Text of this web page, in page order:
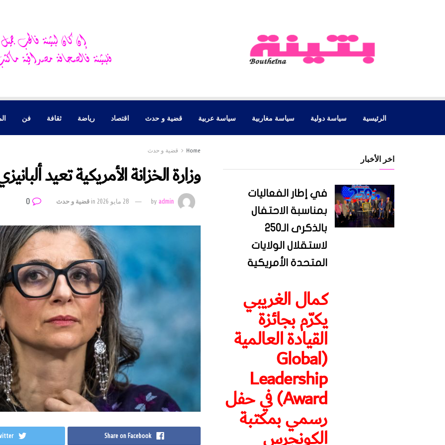
الرئيسية سياسة دولية سياسة مغاربية سياسة عربية قضية و حدث اقتصاد رياضة ثقافة فن
Home قضية و حدث
وزارة الخزانة الأمريكية تعيد
byadmin 28 مايو 2026 inقضية و حدث
Share on Facebook
اخر الأخبار
في إطار الفعاليات
بمناسبة الاحتفال
بالذكرى الـ250
لاستقلال الولايات
المتحدة الأمريكية
كمال الغريبي
يكرّم بجائزة
القيادة العالمية
(Global
Leadership
Award) في حفل
رسمي بمكتبة
الكونجرس